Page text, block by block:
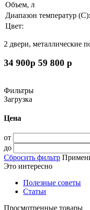
Объем, л
Диапазон температур (С):
Цвет:
2 двери, металлические
34 900p 59 800 p
Фильтры
Загрузка
Цена
от
до
Сбросить фильтр
Это интересно
Полезные советы
Статьи
Просмотренные товары